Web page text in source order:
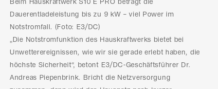
Beim Hauskraftwerk S10 E PRO beträgt die
Dauerentladeleistung bis zu 9 kW – viel Power im
Notstromfall. (Foto: E3/DC)
„Die Notstromfunktion des Hauskraftwerks bietet bei
Unwetterereignissen, wie wir sie gerade erlebt haben, die
höchste Sicherheit“, betont E3/DC-Geschäftsführer Dr.
Andreas Piepenbrink. Bricht die Netzversorgung